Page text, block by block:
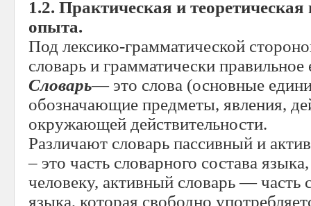
1.2. Практическая и
опыта.
Под лексико-грамматической
словарь и грамматически правильное
Словарь— это слова (основные
обозначающие предметы, явления,
окружающей действительности.
Различают словарь пассивный и
– это часть словарного состава
человеку, активный словарь — часть
языка, которая свободно